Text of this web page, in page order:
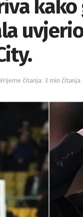
Vrijeme čitanja: 3 min čitanja